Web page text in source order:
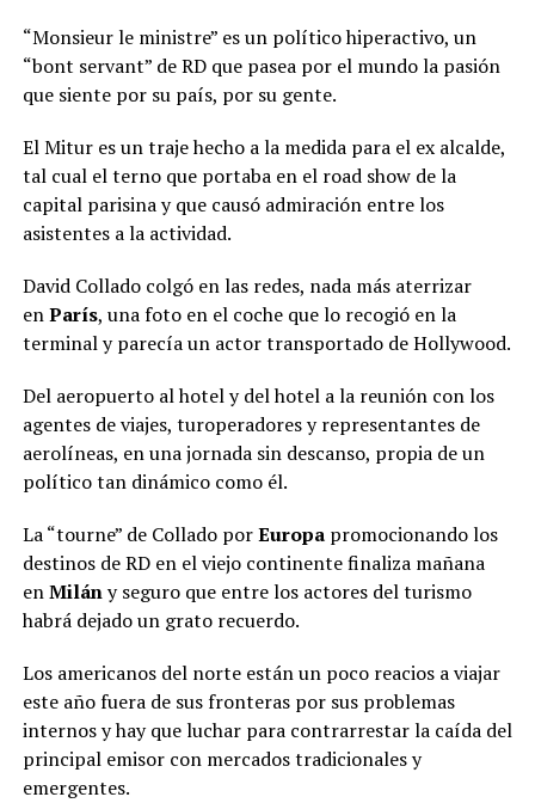
“Monsieur le ministre” es un político hiperactivo, un
“bont servant” de RD que pasea por el mundo la pasión
que siente por su país, por su gente.
El Mitur es un traje hecho a la medida para el ex alcalde,
tal cual el terno que portaba en el road show de la
capital parisina y que causó admiración entre los
asistentes a la actividad.
David Collado colgó en las redes, nada más aterrizar
enParís, una foto en el coche que lo recogió en la
terminal y parecía un actor transportado de Hollywood.
Del aeropuerto al hotel y del hotel a la reunión con los
agentes de viajes, turoperadores y representantes de
aerolíneas, en una jornada sin descanso, propia de un
político tan dinámico como él.
La “tourne” de Collado porEuropapromocionando los
destinos de RD en el viejo continente finaliza mañana
enMilány seguro que entre los actores del turismo
habrá dejado un grato recuerdo.
Los americanos del norte están un poco reacios a viajar
este año fuera de sus fronteras por sus problemas
internos y hay que luchar para contrarrestar la caída del
principal emisor con mercados tradicionales y
emergentes.